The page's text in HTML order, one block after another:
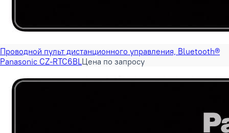
Проводной пульт дистанционного управления, Bluetooth®
Panasonic CZ-RTC6BLЦена по запросу